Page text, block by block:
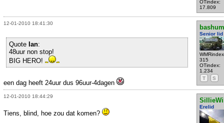
OTindex:
17.809
12-01-2010 18:41:30
Senior lid
315
OTindex:
1.234
T
S
Quote Ian:
48uur non stop!
BIG HERO!
een dag heeft 24uur dus 96uur-4dagen
12-01-2010 18:44:29
Erelid
Tiens, blind, hoe zou dat komen?